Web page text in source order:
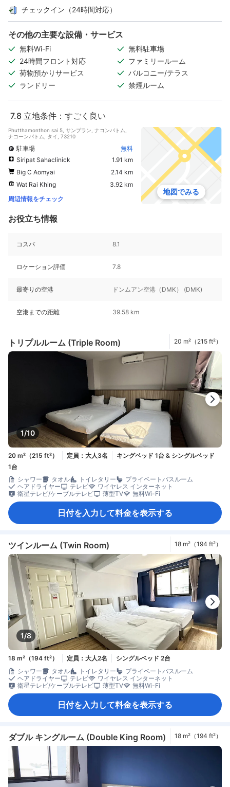
チェックイン（24時間対応）
その他の主要な設備・サービス
無料Wi-Fi
無料駐車場
24時間フロント対応
ファミリールーム
荷物預かりサービス
バルコニー/テラス
ランドリー
禁煙ルーム
7.8 立地条件：すごく良い
Phutthamonthon sai 5, サンプラン, ナコンパトム,
ナコーンパトム, タイ, 73210
駐車場
無料
Siripat Sahaclinick
1.91 km
Big C Aomyai
2.14 km
Wat Rai Khing
3.92 km
周辺情報をチェック
地図でみる
お役立ち情報
コスパ 8.1
ロケーション評価 7.8
最寄りの空港 ドンムアン空港（DMK） (DMK)
空港までの距離 39.58 km
トリプルルーム (Triple Room) 20 m²（215 ft²）
1/10
20 m²（215 ft²） 定員：大人3名
キングベッド 1台 & シングルベッド
1台
シャワー
タオル トイレタリー
プライベートバスルーム
ヘアドライヤー
テレビ
ワイヤレス インターネット
衛星テレビ/ケーブルテレビ
薄型TV 無料Wi-Fi
日付を入力して料金を表示する
ツインルーム (Twin Room) 18 m²（194 ft²）
1/8
18 m²（194 ft²） 定員：大人2名
シングルベッド 2台
シャワー
タオル トイレタリー
プライベートバスルーム
ヘアドライヤー
テレビ
ワイヤレス インターネット
衛星テレビ/ケーブルテレビ
薄型TV 無料Wi-Fi
日付を入力して料金を表示する
ダブル キングルーム (Double King Room) 18 m²（194 ft²）